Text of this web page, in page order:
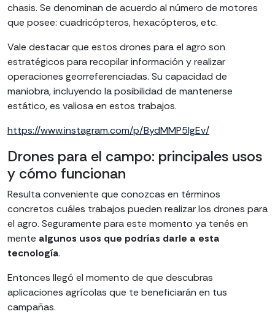
chasis. Se denominan de acuerdo al número de motores
que posee: cuadricópteros, hexacópteros, etc.
Vale destacar que estos drones para el agro son
estratégicos para recopilar información y realizar
operaciones georreferenciadas. Su capacidad de
maniobra, incluyendo la posibilidad de mantenerse
estático, es valiosa en estos trabajos.
https://www.instagram.com/p/BydMMP5lgEv/
Drones para el campo: principales usos
y cómo funcionan
Resulta conveniente que conozcas en términos
concretos cuáles trabajos pueden realizar los drones para
el agro. Seguramente para este momento ya tenés en
mente algunos usos que podrías darle a esta
tecnología.
Entonces llegó el momento de que descubras
aplicaciones agrícolas que te beneficiarán en tus
campañas.